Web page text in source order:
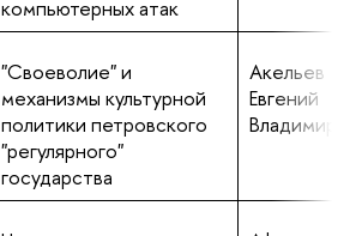
компьютерных атак
"Своеволие" и
механизмы культурной
политики петровского
"регулярного"
государства
Акельев
Евгений